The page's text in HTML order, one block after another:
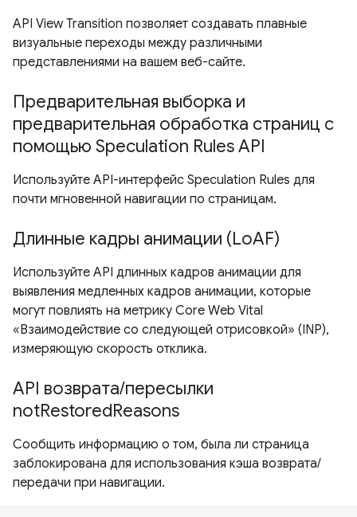
API View Transition позволяет создавать плавные
визуальные переходы между различными
представлениями на вашем веб-сайте.
Предварительная выборка и
предварительная обработка страниц с
помощью Speculation Rules API
Используйте API-интерфейс Speculation Rules для
почти мгновенной навигации по страницам.
Длинные кадры анимации (LoAF)
Используйте API длинных кадров анимации для
выявления медленных кадров анимации, которые
могут повлиять на метрику Core Web Vital
«Взаимодействие со следующей отрисовкой» (INP),
измеряющую скорость отклика.
API возврата/пересылки
notRestoredReasons
Сообщить информацию о том, была ли страница
заблокирована для использования кэша возврата/
передачи при навигации.